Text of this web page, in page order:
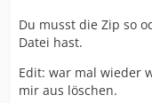
Du musst die Zip so
Datei hast.
Edit: war mal wieder
mir aus löschen.